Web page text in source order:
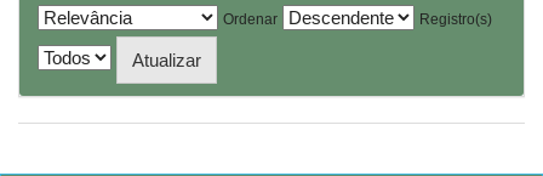
Ordenar
Registro(s)